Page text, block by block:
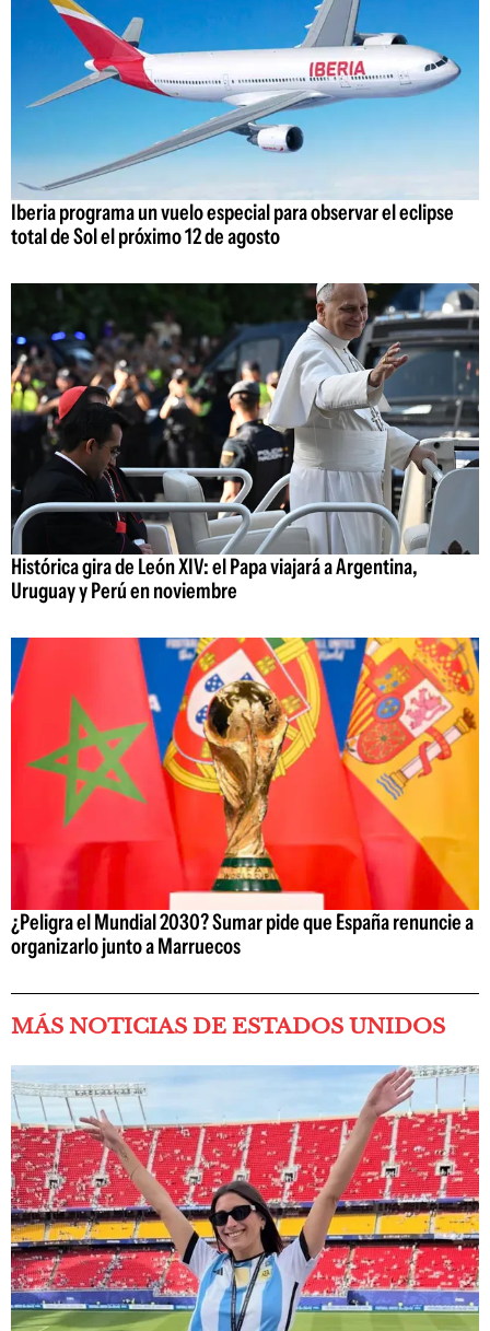
Iberia programa un vuelo especial para observar el eclipse
total de Sol el próximo 12 de agosto
Histórica gira de León XIV: el Papa viajará a Argentina,
Uruguay y Perú en noviembre
¿Peligra el Mundial 2030? Sumar pide que España renuncie a
organizarlo junto a Marruecos
MÁS NOTICIAS DE ESTADOS UNIDOS